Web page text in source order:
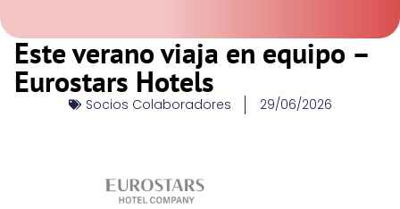
Este verano viaja en equipo –
Eurostars Hotels
Socios Colaboradores 29/06/2026